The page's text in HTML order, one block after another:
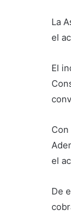
La
el
El
el
De